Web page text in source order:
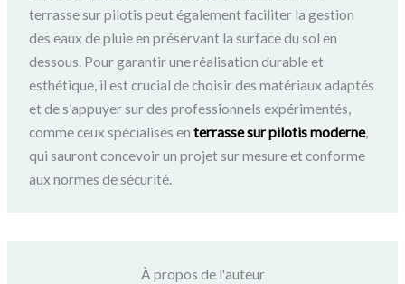
terrasse sur pilotis peut également faciliter la gestion
des eaux de pluie en préservant la surface du sol en
dessous. Pour garantir une réalisation durable et
esthétique, il est crucial de choisir des matériaux adaptés
et de s’appuyer sur des professionnels expérimentés,
comme ceux spécialisés enterrasse sur pilotis moderne,
qui sauront concevoir un projet sur mesure et conforme
aux normes de sécurité.
À propos de l'auteur